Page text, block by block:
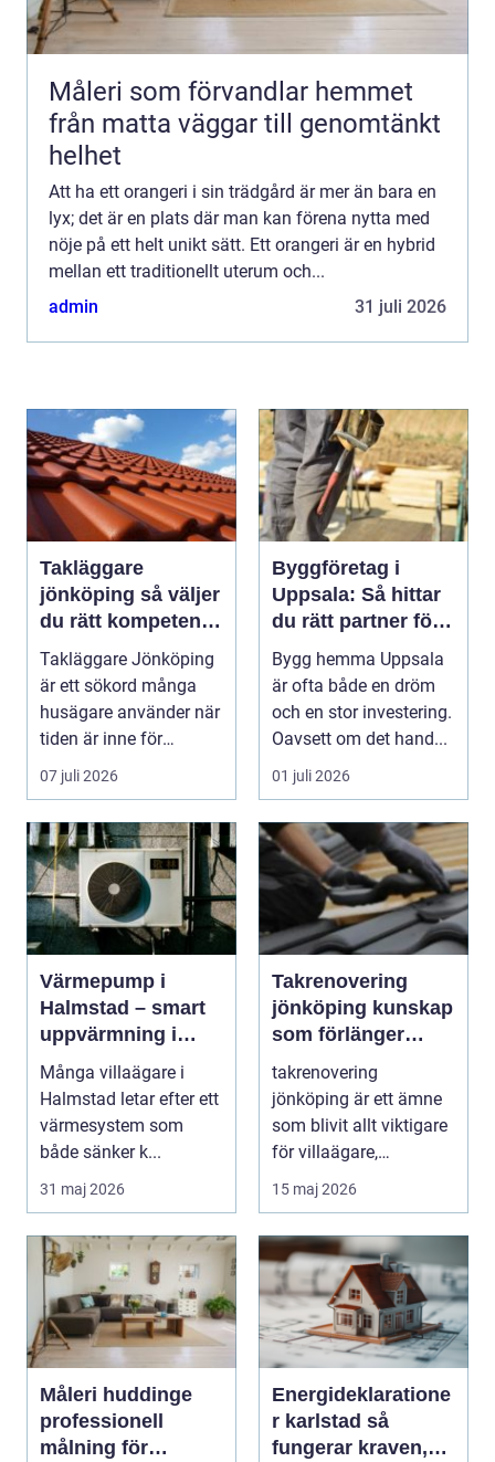
Måleri som förvandlar hemmet
från matta väggar till genomtänkt
helhet
Att ha ett orangeri i sin trädgård är mer än bara en
lyx; det är en plats där man kan förena nytta med
nöje på ett helt unikt sätt. Ett orangeri är en hybrid
mellan ett traditionellt uterum och...
admin
31 juli 2026
Takläggare
jönköping så väljer
du rätt kompetens
för ditt tak
Takläggare Jönköping
är ett sökord många
husägare använder när
tiden är inne för
takbyte eller takre...
07 juli 2026
Byggföretag i
Uppsala: Så hittar
du rätt partner för
ditt projekt
Bygg hemma Uppsala
är ofta både en dröm
och en stor investering.
Oavsett om det hand...
01 juli 2026
Värmepump i
Halmstad – smart
uppvärmning i
kustklimat
Många villaägare i
Halmstad letar efter ett
värmesystem som
både sänker k...
31 maj 2026
Takrenovering
jönköping kunskap
som förlänger
takets livslängd
takrenovering
jönköping är ett ämne
som blivit allt viktigare
för villaägare,
bostadsrättsföreningar.
15 maj 2026
Måleri huddinge
professionell
målning för
Energideklaratione
r karlstad så
fungerar kraven,